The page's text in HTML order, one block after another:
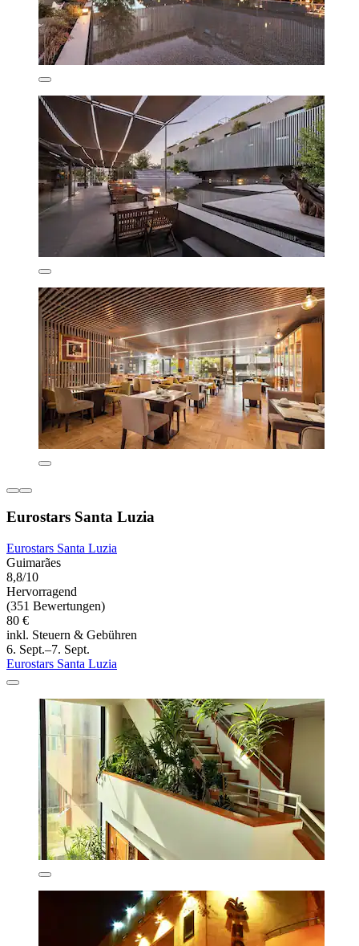
Eurostars Santa Luzia
Eurostars Santa Luzia
Guimarães
8,8/10
Hervorragend
(351 Bewertungen)
80 €
inkl. Steuern & Gebühren
6. Sept.–7. Sept.
Eurostars Santa Luzia